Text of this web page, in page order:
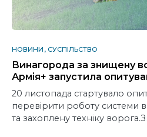
НОВИНИ СУСПІЛЬСТВО
Винагорода за знищену
Армія+ запустила
20 листопада стартувало
перевірити роботу системи
та захоплену техніку